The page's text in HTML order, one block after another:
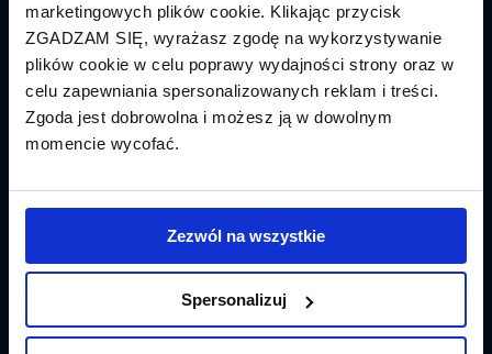
marketingowych plików cookie. Klikając przycisk
ZGADZAM SIĘ, wyrażasz zgodę na wykorzystywanie
plików cookie w celu poprawy wydajności strony oraz w
celu zapewniania spersonalizowanych reklam i treści.
Zgoda jest dobrowolna i możesz ją w dowolnym
momencie wycofać.
Zezwól na wszystkie
Spersonalizuj
Latamy.pl
Bilety lotnicze
Promocje
Tanie Loty